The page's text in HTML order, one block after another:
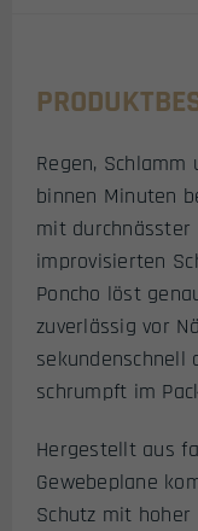
Regen,
binnen Minuten
mit durchnässter
improvisierten
Poncho löst
zuverlässig vor
sekundenschnell
schrumpft im
Hergestellt aus
Gewebeplane
Schutz mit